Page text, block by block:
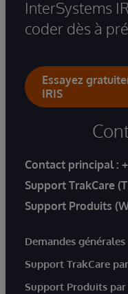
InterSystems
coder dès à
Essayez
IRIS
Contact principal :
Support TrakCare
Support Produits
Demandes générales
Support TrakCare
Support Produits